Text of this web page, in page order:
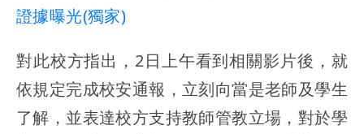
證據曝光(獨家)
對此校方指出，2日上午看到相關影片後，就
依規定完成校安通報，立刻向當是老師及學生
了解，並表達校方支持教師管教立場，對於學